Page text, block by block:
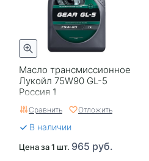
Масло трансмиссионное
Лукойл 75W90 GL-5
Россия 1
Сравнить Отложить
В наличии
Цена за 1 шт. 965 руб.